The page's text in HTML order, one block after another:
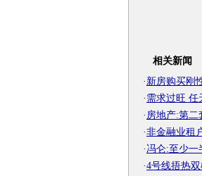
相关新闻
· 新房购买刚
· 需求过旺 任
· 房地产:第二
·非金融业租
· 冯仑:至少一
·4号线捂热